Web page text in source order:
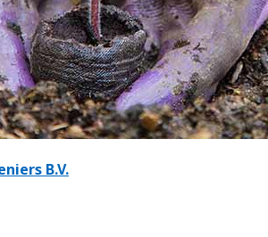
B.V.